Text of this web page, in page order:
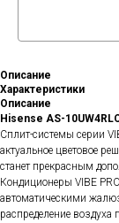
Описание
Характеристики
Описание
Hisense AS-
Сплит-системы серии
актуальное цветовое
станет прекрасным
Кондиционеры VIBE
автоматическими
распределение